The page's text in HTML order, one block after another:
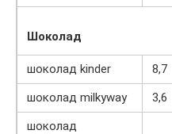
Шоколад
шоколад kinder 8,7
шоколад milkyway
3,6
шоколад